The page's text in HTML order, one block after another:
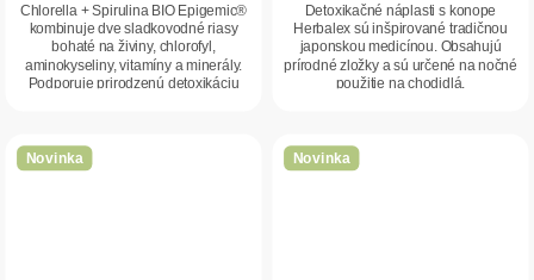
Chlorella + Spirulina BIO Epigemic®
kombinuje dve sladkovodné riasy
bohaté na živiny, chlorofyl,
aminokyseliny, vitamíny a minerály.
Podporuje prirodzenú detoxikáciu
Detoxikačné náplasti s konope
Herbalex sú inšpirované tradičnou
japonskou medicínou. Obsahujú
prírodné zložky a sú určené na nočné
použitie na chodidlá.
Novinka Novinka